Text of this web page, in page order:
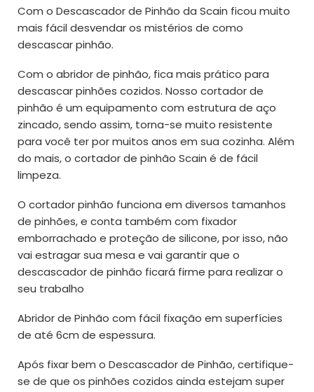
Com o Descascador de Pinhão da Scain ficou muito
mais fácil desvendar os mistérios de como
descascar pinhão.
Com o abridor de pinhão, fica mais prático para
descascar pinhões cozidos. Nosso cortador de
pinhão é um equipamento com estrutura de aço
zincado, sendo assim, torna-se muito resistente
para você ter por muitos anos em sua cozinha. Além
do mais, o cortador de pinhão Scain é de fácil
limpeza.
O cortador pinhão funciona em diversos tamanhos
de pinhões, e conta também com fixador
emborrachado e proteção de silicone, por isso, não
vai estragar sua mesa e vai garantir que o
descascador de pinhão ficará firme para realizar o
seu trabalho
Abridor de Pinhão com fácil fixação em superfícies
de até 6cm de espessura.
Após fixar bem o Descascador de Pinhão, certifique-
se de que os pinhões cozidos ainda estejam super